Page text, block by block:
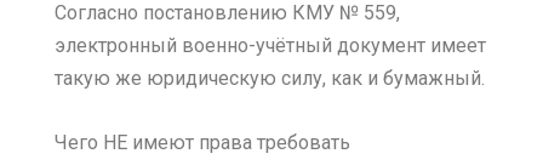
Согласно постановлению КМУ № 559,
электронный военно-учётный документ имеет
такую же юридическую силу, как и бумажный.
Чего НЕ имеют права требовать